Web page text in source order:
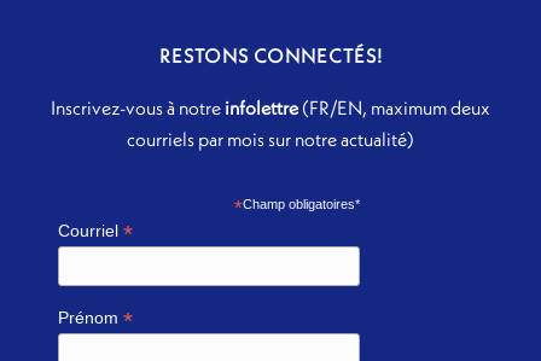
RESTONS CONNECTÉS!
Inscrivez-vous à notre infolettre(FR/EN, maximum deux
courriels par mois sur notre actualité)
*Champ obligatoires*
Courriel*
Prénom*